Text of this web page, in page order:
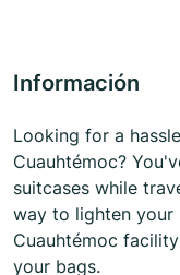
Información
Looking for a
Cuauhtémoc?
suitcases while
way to lighten your
Cuauhtémoc
your bags.